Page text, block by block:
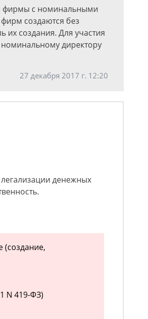
фирмы с номинальными
создаются без
их создания. Для участия
номинальному директору
27 декабря 2017 г. 12:20
денежных
(создание,
N 419-ФЗ)